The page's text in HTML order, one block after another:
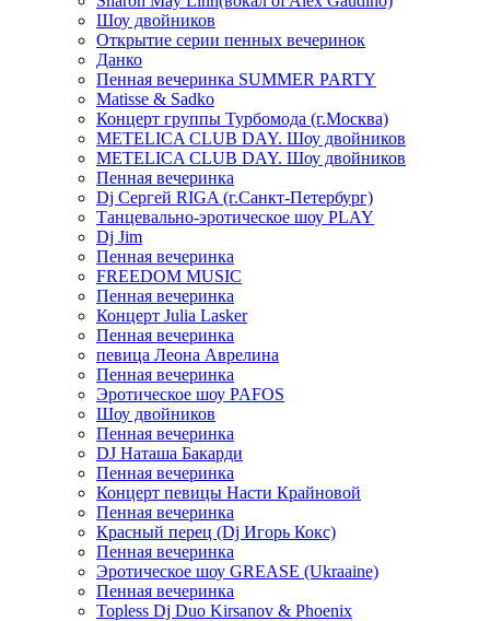
Шоу двойников
Открытие серии пенных вечеринок
Данко
Пенная вечеринка SUMMER PARTY
Matisse & Sadko
Концерт группы Турбомода (г.Москва)
METELICA CLUB DAY. Шоу двойников
METELICA CLUB DAY. Шоу двойников
Пенная вечеринка
Dj Сергей RIGA (г.Санкт-Петербург)
Танцевально-эротическое шоу PLAY
Dj Jim
Пенная вечеринка
FREEDOM MUSIC
Пенная вечеринка
Концерт Julia Lasker
Пенная вечеринка
певица Леона Аврелина
Пенная вечеринка
Эротическое шоу PAFOS
Шоу двойников
Пенная вечеринка
DJ Наташа Бакарди
Пенная вечеринка
Концерт певицы Насти Крайновой
Пенная вечеринка
Красный перец (Dj Игорь Кокс)
Пенная вечеринка
Эротическое шоу GREASE (Ukraaine)
Пенная вечеринка
Topless Dj Duo Kirsanov & Phoenix